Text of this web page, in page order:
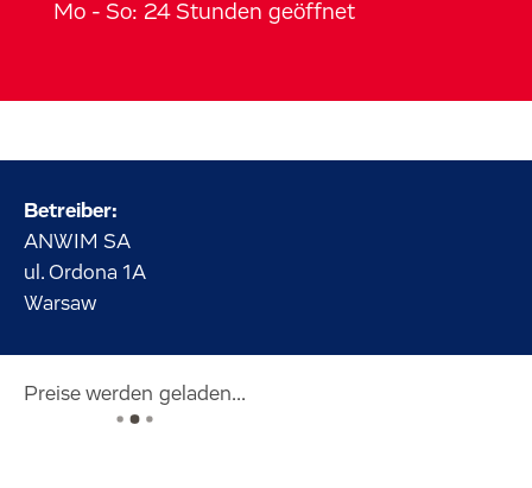
Mo - So: 24 Stunden geöffnet
Betreiber:
ANWIM SA
ul. Ordona 1A
Warsaw
Preise werden geladen...